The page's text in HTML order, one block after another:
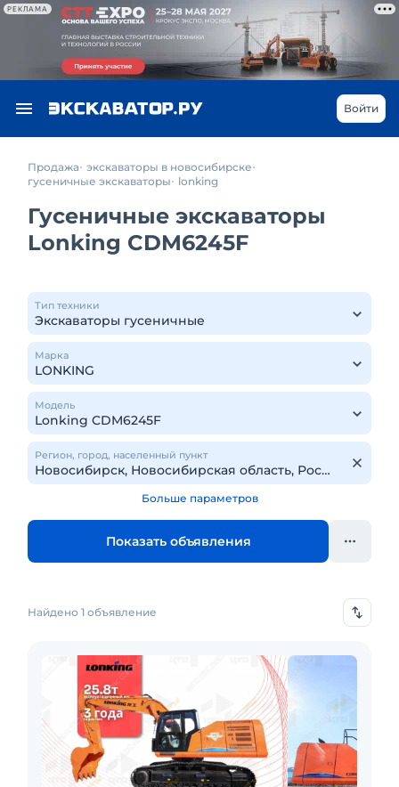
РЕКЛАМА
Войти
Продажа экскаваторы в новосибирске
гусеничные экскаваторы
lonking
Гусеничные экскаваторы
Lonking CDM6245F
Тип техники
Марка
Модель
Регион, город, населенный пункт
Больше параметров
Показать объявления
Найдено 1 объявление